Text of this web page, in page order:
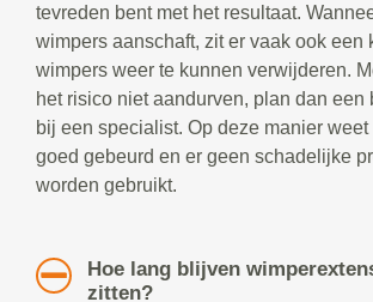
tevreden bent met het resultaat.
wimpers aanschaft, zit er vaak ook een
wimpers weer te kunnen verwijderen.
het risico niet aandurven, plan dan een
bij een specialist. Op deze manier
goed gebeurd en er geen schadelijke
worden gebruikt.
Hoe lang blijven
zitten?